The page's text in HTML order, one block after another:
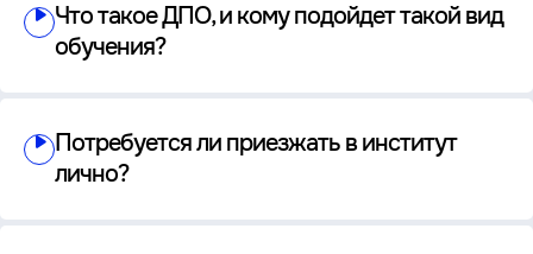
Что такое ДПО, и кому подойдет такой вид
обучения?
Потребуется ли приезжать в институт
лично?